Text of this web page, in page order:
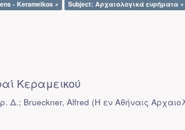
- Kerameikos × Subject: Αρχαιολογικά ευρήματα ×
Κεραμεικού
Δ.; Brueckner, Alfred (Η εν Αθήναις